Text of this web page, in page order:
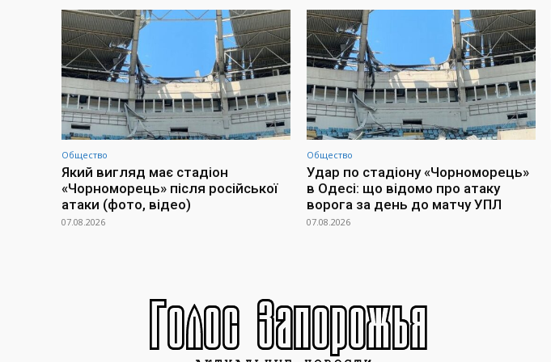
Общество
Який вигляд має стадіон
«Чорноморець» після російської
атаки (фото, відео)
07.08.2026
Общество
Удар по стадіону «Чорноморець»
в Одесі: що відомо про атаку
ворога за день до матчу УПЛ
07.08.2026